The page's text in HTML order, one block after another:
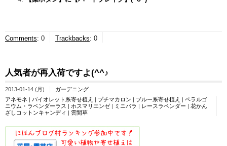
Comments: 0 Trackbacks: 0
人気者が再入荷ですよ(^^♪
2013-01-14 (月)
ガーデニング
アネモネ | バイオレット系寄せ植え | プチマカロン | ブルー系寄せ植え | ペラルゴ
ニウム・ラベンダーラス | ホスマリエンゼ | ミニバラ | レースラベンダー | 花かん
ざしコットンキャンディ | 雲間草